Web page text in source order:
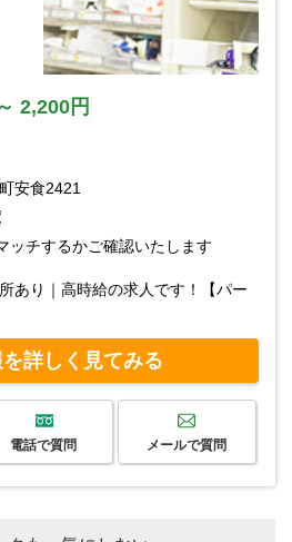
2,200円
安食2421
ッチするかご確認いたします
あり｜高時給の求人です！【パー
詳しく見てみる
電話で質問 メールで質問